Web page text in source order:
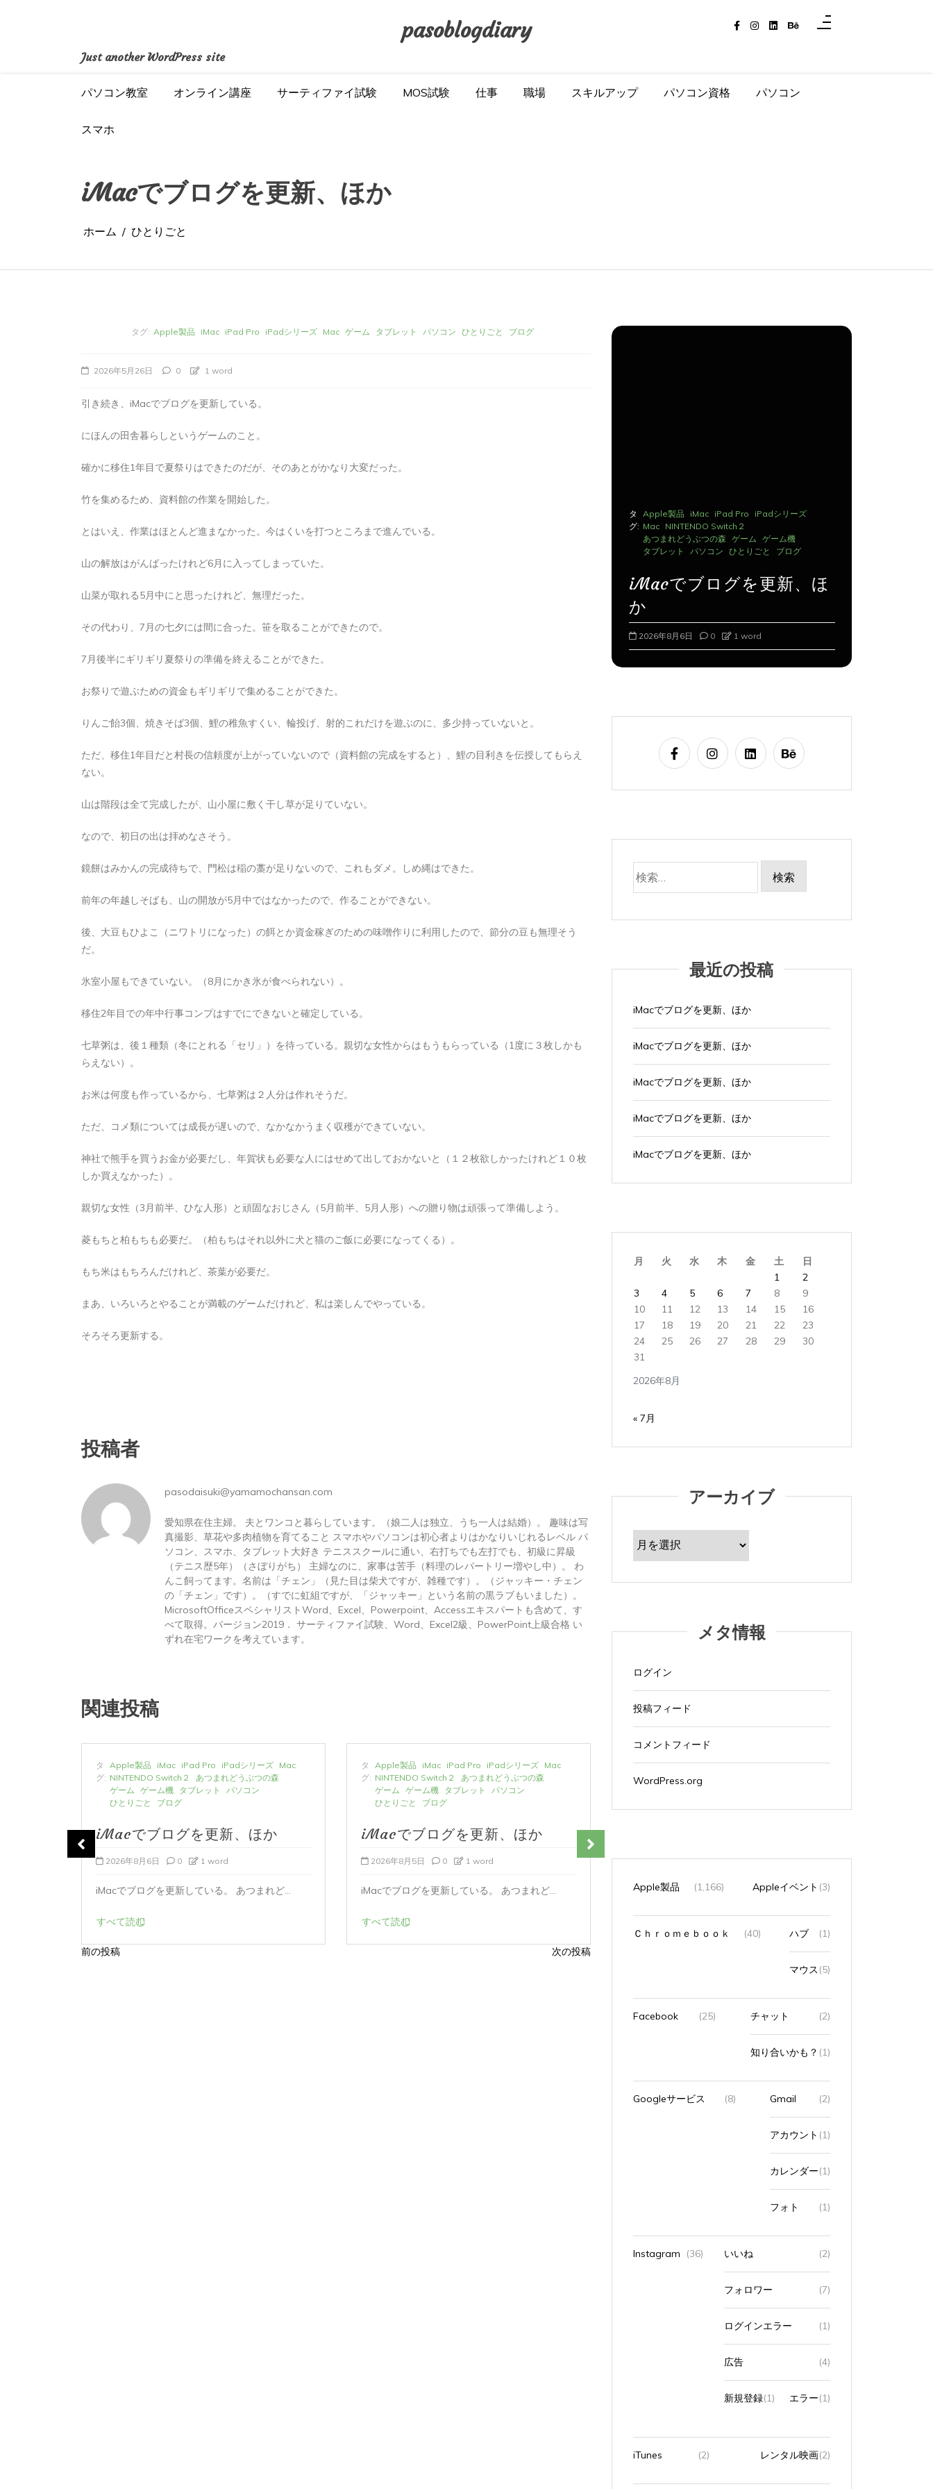
pasoblogdiary
Just another WordPress site
パソコン教室 オンライン講座 サーティファイ試験 MOS試験 仕事 職場 スキルアップ パソコン資格 パソコン
スマホ
iMacでブログを更新、ほか
ホーム ひとりごと
タグ: Apple製品 iMac iPad Pro iPadシリーズ Mac ゲーム タブレット パソコン ひとりごと ブログ
2026年5月26日 0 1 word
引き続き、iMacでブログを更新している。
にほんの田舎暮らしというゲームのこと。
確かに移住1年目で夏祭りはできたのだが、そのあとがかなり大変だった。
竹を集めるため、資料館の作業を開始した。
とはいえ、作業はほとんど進まなかった。今はくいを打つところまで進んでいる。
山の解放はがんばったけれど6月に入ってしまっていた。
山菜が取れる5月中にと思ったけれど、無理だった。
その代わり、7月の七夕には間に合った。笹を取ることができたので。
7月後半にギリギリ夏祭りの準備を終えることができた。
お祭りで遊ぶための資金もギリギリで集めることができた。
りんご飴3個、焼きそば3個、鯉の稚魚すくい、輪投げ、射的これだけを遊ぶのに、多少持っていないと。
ただ、移住1年目だと村長の信頼度が上がっていないので（資料館の完成をすると）、鯉の目利きを伝授してもらえ
ない。
山は階段は全て完成したが、山小屋に敷く干し草が足りていない。
なので、初日の出は拝めなさそう。
鏡餅はみかんの完成待ちで、門松は稲の藁が足りないので、これもダメ。しめ縄はできた。
前年の年越しそばも、山の開放が5月中ではなかったので、作ることができない。
後、大豆もひよこ（ニワトリになった）の餌とか資金稼ぎのための味噌作りに利用したので、節分の豆も無理そう
だ。
氷室小屋もできていない。（8月にかき氷が食べられない）。
移住2年目での年中行事コンプはすでにできないと確定している。
七草粥は、後１種類（冬にとれる「セリ」）を待っている。親切な女性からはもうもらっている（1度に３枚しかも
らえない）。
お米は何度も作っているから、七草粥は２人分は作れそうだ。
ただ、コメ類については成長が遅いので、なかなかうまく収穫ができていない。
神社で熊手を買うお金が必要だし、年賀状も必要な人にはせめて出しておかないと（１２枚欲しかったけれど１０枚
しか買えなかった）。
親切な女性（3月前半、ひな人形）と頑固なおじさん（5月前半、5月人形）への贈り物は頑張って準備しよう。
菱もちと柏もちも必要だ。（柏もちはそれ以外に犬と猫のご飯に必要になってくる）。
もち米はもちろんだけれど、茶葉が必要だ。
まあ、いろいろとやることが満載のゲームだけれど、私は楽しんでやっている。
そろそろ更新する。
投稿者
pasodaisuki@yamamochansan.com
愛知県在住主婦。 夫とワンコと暮らしています。（娘二人は独立、うち一人は結婚）。 趣味は写
真撮影、草花や多肉植物を育てること スマホやパソコンは初心者よりはかなりいじれるレベル パ
ソコン、スマホ、タブレット大好き テニススクールに通い、右打ちでも左打でも、初級に昇級
（テニス歴5年）（さぼりがち） 主婦なのに、家事は苦手（料理のレパートリー増やし中）。 わ
んこ飼ってます。名前は「チェン」（見た目は柴犬ですが、雑種です）。（ジャッキー・チェン
の「チェン」です）。（すでに虹組ですが、「ジャッキー」という名前の黒ラブもいました）。
MicrosoftOfficeスペシャリストWord、Excel、Powerpoint、Accessエキスパートも含めて、す
べて取得。バージョン2019． サーティファイ試験、Word、Excel2級、PowerPoint上級合格 い
ずれ在宅ワークを考えています。
関連投稿
タ
グ:
Apple製品 iMac iPad Pro iPadシリーズ Mac
NINTENDO Switch２
あつまれどうぶつの森
ゲーム ゲーム機 タブレット
パソコン
ひとりごと
ブログ
iMacでブログを更新、ほか
2026年8月6日 0 1 word
iMacでブログを更新している。 あつまれど...
すべて読む
タ
グ:
Apple製品 iMac iPad Pro iPadシリーズ Mac
NINTENDO Switch２
あつまれどうぶつの森
ゲーム ゲーム機 タブレット
パソコン
ひとりごと
ブログ
iMacでブログを更新、ほか
2026年8月5日 0 1 word
iMacでブログを更新している。 あつまれど...
すべて読む
タ
グ:
Apple製品 iMac iPad Pro iPadシリーズ Mac
NINTENDO Switch２
2026年8月4日 0 1 word
iMacでブログを更新している。 あつまれど...
投
前の投稿 次の投稿
グ: Mac
NINTENDO Switch２
あつまれどうぶつの森
ゲーム
ゲーム機
か
1 word
グ: Mac
NINTENDO Switch２
あつまれどうぶつの森
タ
グ:
Apple製品 iMac iPad Pro
iPadシリーズ
Mac
NINTENDO Switch２
あつまれどうぶつの森 ゲーム ゲーム機
タブレット
パソコン ひとりごと ブログ
iMacでブログを更新、ほ
か
2026年8月6日 0 1 word
索:
最近の投稿
iMacでブログを更新、ほか
iMacでブログを更新、ほか
iMacでブログを更新、ほか
iMacでブログを更新、ほか
iMacでブログを更新、ほか
2026年8月
月 火 水 木 金 土
日
1
2
3
4 5 6 7 8
9
10
11 12 13 14 15
16
17
18 19 20 21 22
23
24
25 26 27 28 29
30
31
« 7月
アーカイブ
ー
カ
イ
メタ情報
ログイン
投稿フィード
コメントフィード
WordPress.org
Apple製品 (1,166) Appleイベント (3)
Ｃｈｒｏｍｅｂｏｏｋ (40) ハブ (1)
マウス (5)
Facebook (25) チャット (2)
知り合いかも？ (1)
Googleサービス (8) Gmail (2)
アカウント (1)
カレンダー(1)
フォト (1)
Instagram (36) いいね (2)
フォロワー (7)
ログインエラー (1)
広告 (4)
新規登録(1) エラー(1)
iTunes (2) レンタル映画(2)